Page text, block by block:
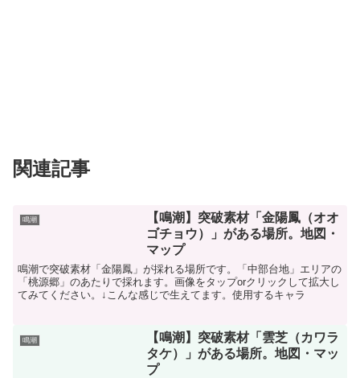
関連記事
鳴潮
【鳴潮】突破素材「金陽鳳（オオ
ゴチョウ）」がある場所。地図・
マップ
鳴潮で突破素材「金陽鳳」が採れる場所です。「中部台地」エリアの
「桃源郷」のあたりで採れます。画像をタップorクリックして拡大し
てみてください。↓こんな感じで生えてます。使用するキャラ
鳴潮
【鳴潮】突破素材「雲芝（カワラ
タケ）」がある場所。地図・マッ
プ